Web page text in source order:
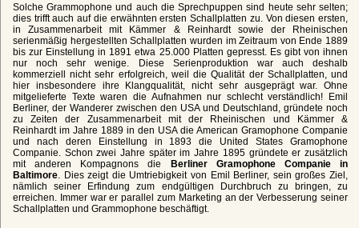
Solche Grammophone und auch die Sprechpuppen sind heute sehr selten;
dies trifft auch auf die erwähnten ersten Schallplatten zu. Von diesen ersten,
in Zusammenarbeit mit Kämmer & Reinhardt sowie der Rheinischen
serienmäßig hergestellten Schallplatten wurden im Zeitraum von Ende 1889
bis zur Einstellung in 1891 etwa 25.000 Platten gepresst. Es gibt von ihnen
nur noch sehr wenige. Diese Serienproduktion war auch deshalb
kommerziell nicht sehr erfolgreich, weil die Qualität der Schallplatten, und
hier insbesondere ihre Klangqualität, nicht sehr ausgeprägt war. Ohne
mitgelieferte Texte waren die Aufnahmen nur schlecht verständlich! Emil
Berliner, der Wanderer zwischen den USA und Deutschland, gründete noch
zu Zeiten der Zusammenarbeit mit der Rheinischen und Kämmer &
Reinhardt im Jahre 1889 in den USA die American Gramophone Companie
und nach deren Einstellung in 1893 die United States Gramophone
Companie. Schon zwei Jahre später im Jahre 1895 gründete er zusätzlich
mit anderen Kompagnons die Berliner Gramophone Companie in
Baltimore . Dies zeigt die Umtriebigkeit von Emil Berliner, sein großes Ziel,
nämlich seiner Erfindung zum endgültigen Durchbruch zu bringen, zu
erreichen. Immer war er parallel zum Marketing an der Verbesserung seiner
Schallplatten und Grammophone beschäftigt.